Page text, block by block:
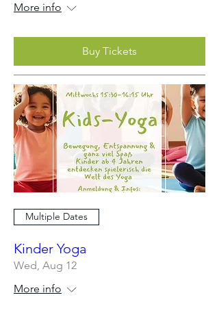
More info
Buy Tickets
Multiple Dates
Kinder Yoga
Wed, Aug 12
More info